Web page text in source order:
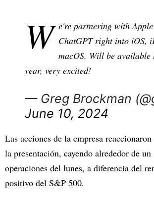
W e're partnering with
ChatGPT right into iOS,
macOS. Will be
year, very excited!
— Greg Brockman
June 10, 2024
Las acciones de la empresa
la presentación, cayendo alrededor de
operaciones del lunes, a diferencia del
positivo del S&P 500.